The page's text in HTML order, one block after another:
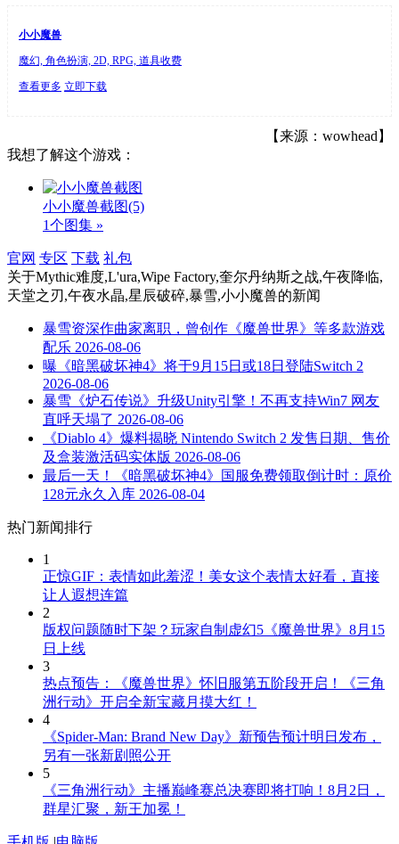
小小魔兽
魔幻, 角色扮演, 2D, RPG, 道具收费
查看更多 立即下载
【来源：wowhead】
我想了解这个游戏：
小小魔兽截图(5)
1个图集 »
官网 专区 下载 礼包
关于Mythic难度,L'ura,Wipe Factory,奎尔丹纳斯之战,午夜降临,
天堂之刃,午夜水晶,星辰破碎,暴雪,小小魔兽的新闻
暴雪资深作曲家离职，曾创作《魔兽世界》等多款游戏
配乐 2026-08-06
曝《暗黑破坏神4》将于9月15日或18日登陆Switch 2
2026-08-06
暴雪《炉石传说》升级Unity引擎！不再支持Win7 网友
直呼天塌了 2026-08-06
《Diablo 4》爆料揭晓 Nintendo Switch 2 发售日期、售价
及盒装激活码实体版 2026-08-06
最后一天！《暗黑破坏神4》国服免费领取倒计时：原价
128元永久入库 2026-08-04
热门新闻排行
1
正惊GIF：表情如此羞涩！美女这个表情太好看，直接
让人遐想连篇
2
版权问题随时下架？玩家自制虚幻5《魔兽世界》8月15
日上线
3
热点预告：《魔兽世界》怀旧服第五阶段开启！《三角
洲行动》开启全新宝藏月摸大红！
4
《Spider-Man: Brand New Day》新预告预计明日发布，
另有一张新剧照公开
5
《三角洲行动》主播巅峰赛总决赛即将打响！8月2日，
群星汇聚，新王加冕！